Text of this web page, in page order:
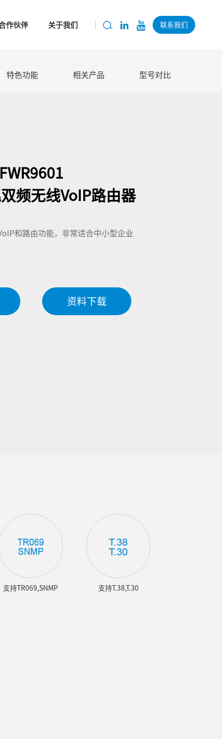
作伙伴 关于我们 联系我们
特色功能 相关产品 型号对比
频无线VoIP路由器
和路由功能，非常适合中小型企业
资料下载
支持TR069,SNMP 支持T.38,T.30